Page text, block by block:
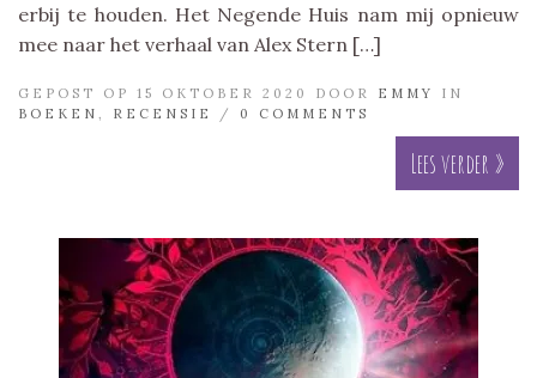
erbij te houden. Het Negende Huis nam mij opnieuw
mee naar het verhaal van Alex Stern […]
GEPOST OP 15 OKTOBER 2020 DOOR EMMY
IN
BOEKEN
RECENSIE / 0 COMMENTS
Lees verder »